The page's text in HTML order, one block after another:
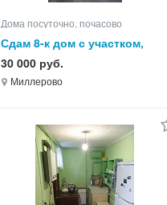
Дома посуточно, почасово
Сдам 8-к дом с участком,
105.0 кв.м, этажей 1
30 000 руб.
Миллерово